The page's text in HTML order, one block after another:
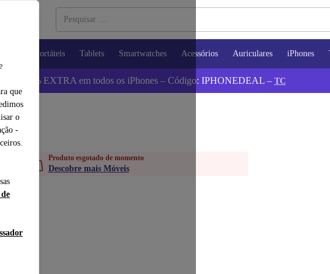
que
o
-
Portáteis Tablets Smartwatches Acessórios Auriculares iPhones
5% EXTRA em todos os iPhones – Código: IPHONEDEAL – TC
Produto esgotado de momento
Descobre mais Móveis